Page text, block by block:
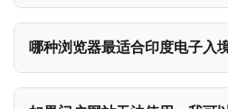
哪种浏览器最适合印度电子入